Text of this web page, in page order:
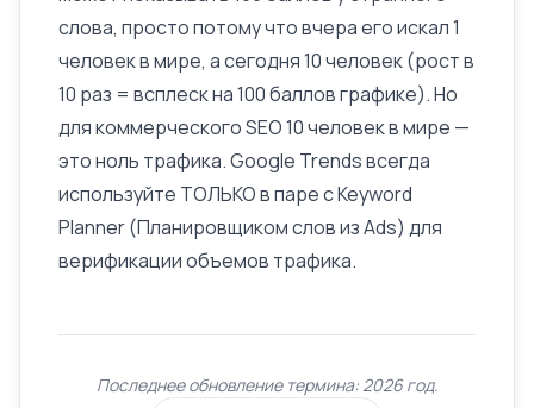
слова, просто потому что вчера его искал 1
человек в мире, а сегодня 10 человек (рост в
10 раз = всплеск на 100 баллов графике). Но
для коммерческого SEO 10 человек в мире —
это ноль трафика. Google Trends всегда
используйте ТОЛЬКО в паре с Keyword
Planner (Планировщиком слов из Ads) для
верификации объемов трафика.
Последнее обновление термина: 2026 год.